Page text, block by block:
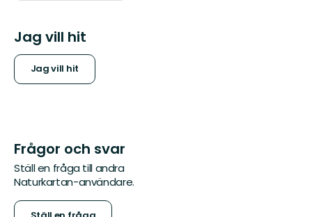
Jag vill hit
Jag vill hit
Frågor och svar
Ställ en fråga till andra
Naturkartan-användare.